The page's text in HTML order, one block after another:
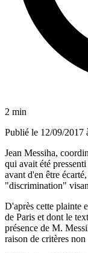
2 min
Publié le 12/09/2017
Jean Messiha,
qui avait été
avant d'en être
"discrimination"
D'après cette plainte
de Paris et dont le
présence de M.
raison de critères